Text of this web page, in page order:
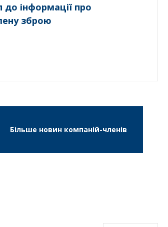
до інформації про
зброю
Більше новин компаній-членів